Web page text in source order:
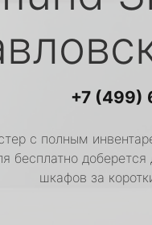
+7 (499)
с полным
бесплатно
шкафов за